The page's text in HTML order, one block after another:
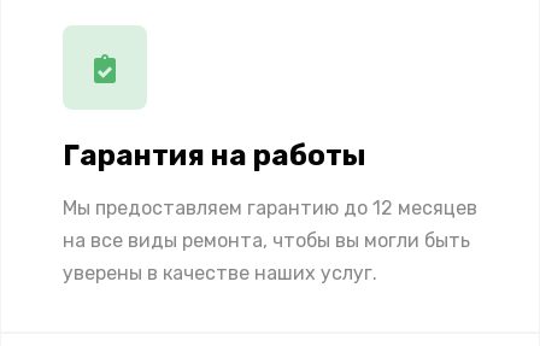
Гарантия на работы
Мы предоставляем гарантию до 12 месяцев
на все виды ремонта, чтобы вы могли быть
уверены в качестве наших услуг.